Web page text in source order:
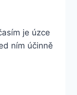
je úzce
ním účinně